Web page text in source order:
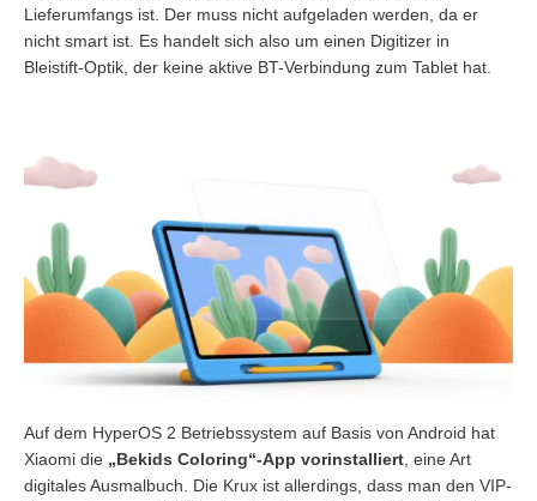
Lieferumfangs ist. Der muss nicht aufgeladen werden, da er
nicht smart ist. Es handelt sich also um einen Digitizer in
Bleistift-Optik, der keine aktive BT-Verbindung zum Tablet hat.
Auf dem HyperOS 2 Betriebssystem auf Basis von Android hat
Xiaomi die „Bekids Coloring“-App vorinstalliert, eine Art
digitales Ausmalbuch. Die Krux ist allerdings, dass man den VIP-